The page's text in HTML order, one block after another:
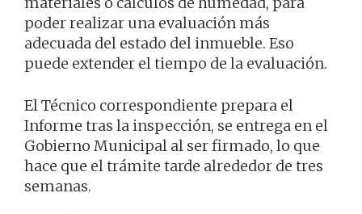
poder realizar una evaluación más
adecuada del estado del inmueble. Eso
puede extender el tiempo de la evaluación.
El Técnico correspondiente prepara el
Informe tras la inspección, se entrega en el
Gobierno Municipal al ser firmado, lo que
hace que el trámite tarde alrededor de tres
semanas.